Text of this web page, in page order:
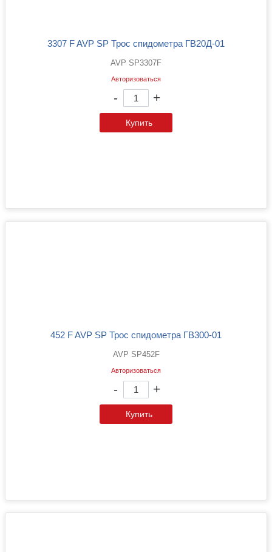
3307 F AVP SP Трос спидометра ГВ20Д-01
AVP SP3307F
Авторизоваться
- +
Купить
452 F AVP SP Трос спидометра ГВ300-01
AVP SP452F
Авторизоваться
- +
Купить